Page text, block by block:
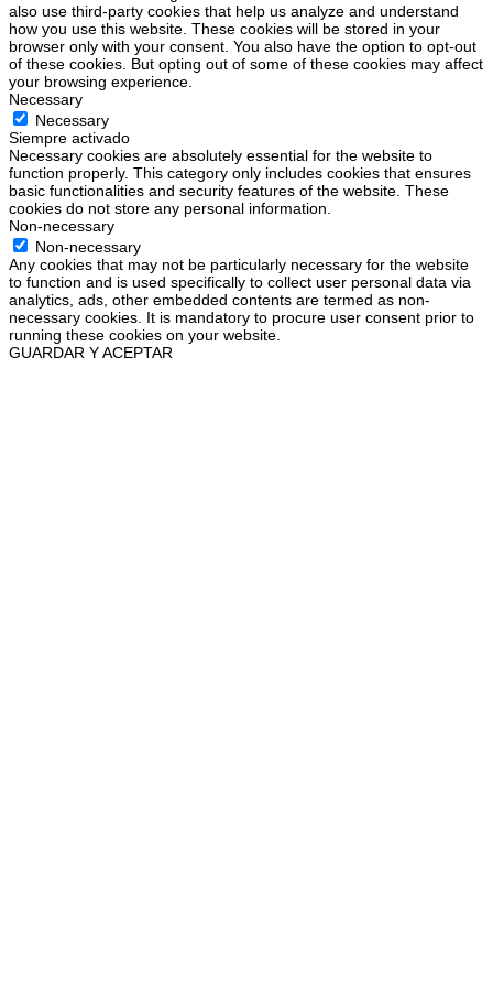
also use third-party cookies that help us analyze and understand
how you use this website. These cookies will be stored in your
browser only with your consent. You also have the option to opt-out
of these cookies. But opting out of some of these cookies may affect
your browsing experience.
Necessary
Necessary
Siempre activado
Necessary cookies are absolutely essential for the website to
function properly. This category only includes cookies that ensures
basic functionalities and security features of the website. These
cookies do not store any personal information.
Non-necessary
Non-necessary
Any cookies that may not be particularly necessary for the website
to function and is used specifically to collect user personal data via
analytics, ads, other embedded contents are termed as non-
necessary cookies. It is mandatory to procure user consent prior to
running these cookies on your website.
GUARDAR Y ACEPTAR